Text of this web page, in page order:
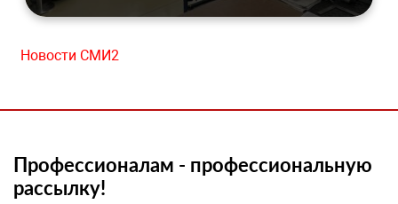
Новости СМИ2
Профессионалам - профессиональную
рассылку!